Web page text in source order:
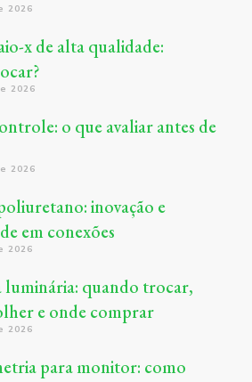
2026
x de alta qualidade:
2026
o que avaliar antes de
2026
inovação e
em conexões
2026
luminária: quando trocar,
e onde comprar
2026
para monitor: como